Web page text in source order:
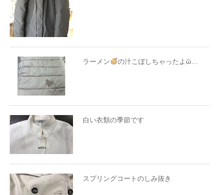
ラーメン の汁こぼしちゃったよὣ…
白い衣類の季節です
スプリングコートのしみ抜き